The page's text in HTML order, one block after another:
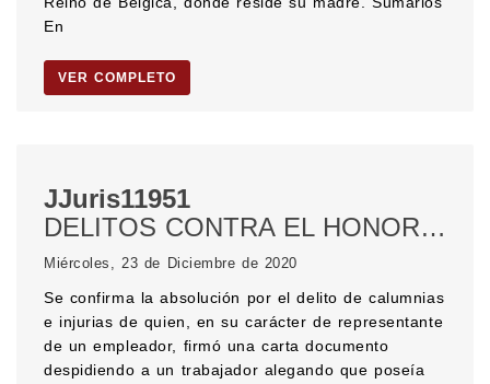
En
VER COMPLETO
JJuris11951
DELITOS CONTRA EL HONOR. CALUMNIAS E INJURIAS. Calumnias. Injurias. DESPIDO POR JUSTA CAUSA. ESTUPEFACIENTES. ABSOLUCIÓN. DELITO DE ACCION PÚBLICA. CONDUCTA PENALMENTE TÍPICA.
Miércoles, 23 de Diciembre de 2020
Se confirma la absolución por el delito de calumnias
e injurias de quien, en su carácter de representante
de un empleador, firmó una carta documento
despidiendo a un trabajador alegando que poseía